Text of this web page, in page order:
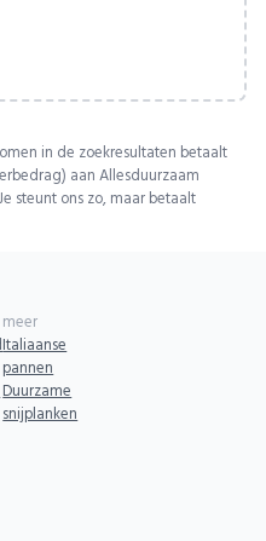
in de zoekresultaten betaalt
aan Allesduurzaam
steunt ons zo, maar betaalt
meer
Italiaanse
pannen
Duurzame
snijplanken